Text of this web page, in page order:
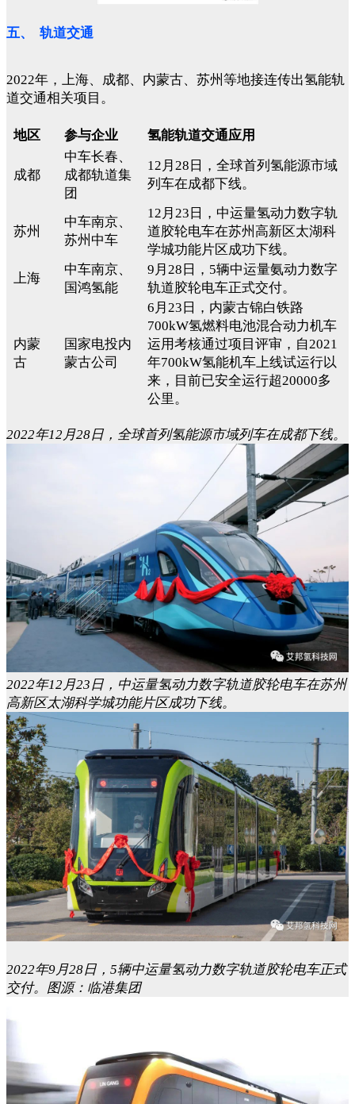
五、 轨道交通
2022年，上海、成都、内蒙古、苏州等地接连传出氢能轨
道交通相关项目。
地区 参与企业 氢能轨道交通应用
成都
中车长春、
成都轨道集
团
12月28日，全球首列氢能源市域
列车在成都下线。
苏州
中车南京、
苏州中车
12月23日，中运量氢动力数字轨
道胶轮电车在苏州高新区太湖科
学城功能片区成功下线。
上海
中车南京、
国鸿氢能
9月28日，5辆中运量氨动力数字
轨道胶轮电车正式交付。
内蒙
古
国家电投内
蒙古公司
6月23日，内蒙古锦白铁路
700kW氢燃料电池混合动力机车
运用考核通过项目评审，自2021
年700kW氢能机车上线试运行以
来，目前已安全运行超20000多
公里。
2022年12月28日，全球首列氢能源市域列车在成都下线。
2022年12月23日，中运量氢动力数字轨道胶轮电车在苏州
高新区太湖科学城功能片区成功下线。
2022年9月28日，5辆中运量氢动力数字轨道胶轮电车正式
交付。图源：临港集团